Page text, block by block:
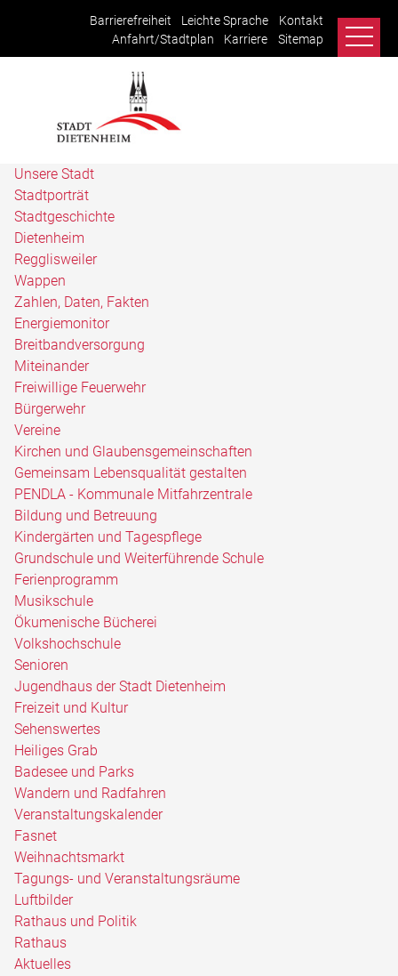
Barrierefreiheit Leichte Sprache
Kontakt
Anfahrt/Stadtplan
Karriere Sitemap
Unsere Stadt
Stadtporträt
Stadtgeschichte
Dietenheim
Regglisweiler
Wappen
Zahlen, Daten, Fakten
Energiemonitor
Breitbandversorgung
Miteinander
Freiwillige Feuerwehr
Bürgerwehr
Vereine
Kirchen und Glaubensgemeinschaften
Gemeinsam Lebensqualität gestalten
PENDLA - Kommunale Mitfahrzentrale
Bildung und Betreuung
Kindergärten und Tagespflege
Grundschule und Weiterführende Schule
Ferienprogramm
Musikschule
Ökumenische Bücherei
Volkshochschule
Senioren
Jugendhaus der Stadt Dietenheim
Freizeit und Kultur
Sehenswertes
Heiliges Grab
Badesee und Parks
Wandern und Radfahren
Veranstaltungskalender
Fasnet
Weihnachtsmarkt
Tagungs- und Veranstaltungsräume
Luftbilder
Rathaus und Politik
Rathaus
Aktuelles